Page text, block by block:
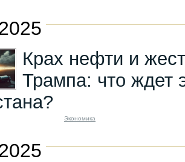
Крах нефти и
Трампа: что ждет
Экономика